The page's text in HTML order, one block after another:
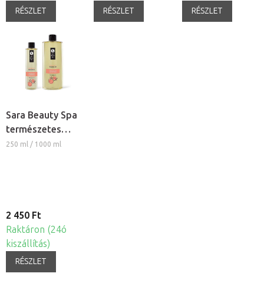
RÉSZLET RÉSZLET RÉSZLET
Sara Beauty Spa
természetes
növényi
250 ml / 1000 ml
2 450 Ft
Raktáron (24ó
kiszállítás)
RÉSZLET